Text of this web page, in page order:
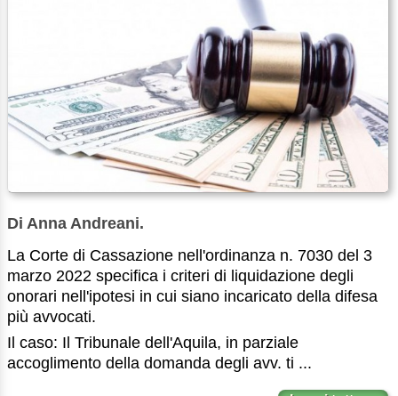
Di Anna Andreani.
La Corte di Cassazione nell'ordinanza n. 7030 del 3
marzo 2022 specifica i criteri di liquidazione degli
onorari nell'ipotesi in cui siano incaricato della difesa
più avvocati.
Il caso: Il Tribunale dell'Aquila, in parziale
accoglimento della domanda degli avv. ti ...